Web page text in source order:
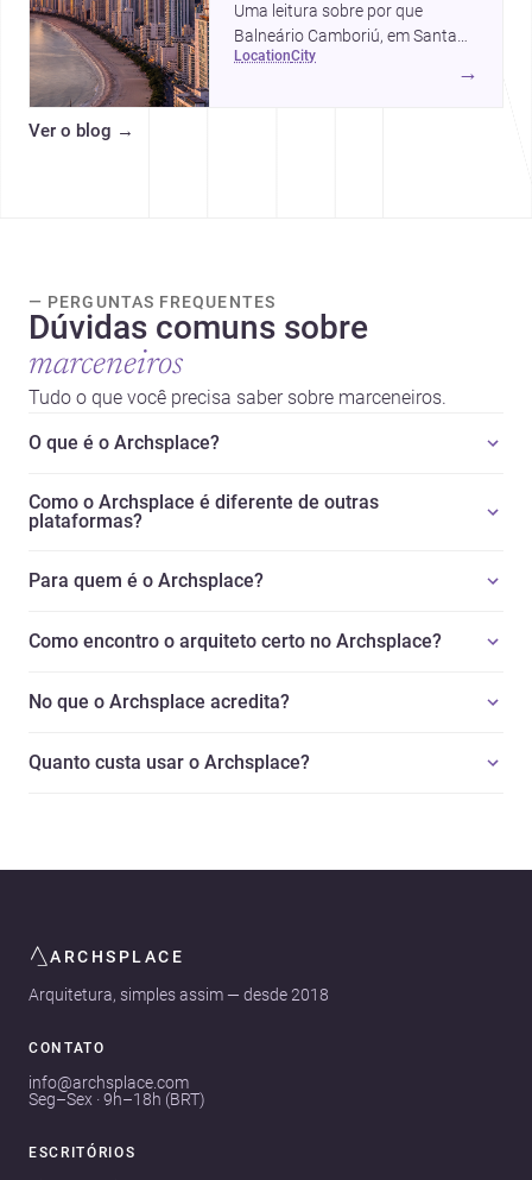
Uma leitura sobre por que
Balneário Camboriú, em Santa
Catarina, virou referência em
location city
→
Ver o blog →
— PERGUNTAS FREQUENTES
Dúvidas comuns sobre
marceneiros
Tudo o que você precisa saber sobre marceneiros.
O que é o Archsplace?
Como o Archsplace é diferente de outras
plataformas?
Para quem é o Archsplace?
Como encontro o arquiteto certo no Archsplace?
No que o Archsplace acredita?
Quanto custa usar o Archsplace?
ARCHSPLACE
Arquitetura, simples assim — desde 2018
CONTATO
info@archsplace.com
Seg–Sex · 9h–18h (BRT)
ESCRITÓRIOS